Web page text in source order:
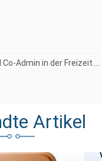
Admin in der Freizeit....
Artikel